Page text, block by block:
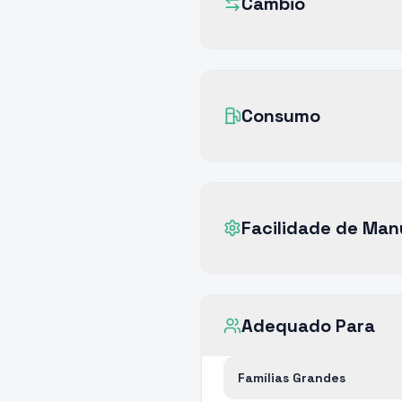
Consumo
Facilidade de
Adequado Para
Famílias Grandes